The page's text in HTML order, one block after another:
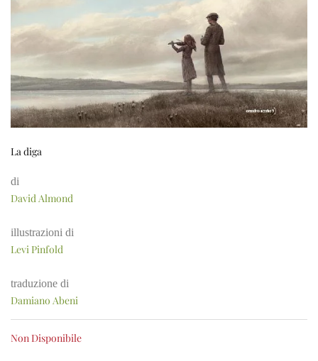
La diga
di
David Almond
illustrazioni di
Levi Pinfold
traduzione di
Damiano Abeni
Non Disponibile